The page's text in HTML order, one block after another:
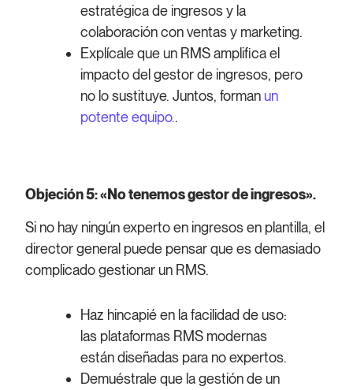
estratégica de ingresos y la
colaboración con ventas y marketing.
Explícale que un RMS amplifica el
impacto del gestor de ingresos, pero
no lo sustituye. Juntos, forman un
potente equipo..
Objeción 5: «No tenemos gestor de ingresos».
Si no hay ningún experto en ingresos en plantilla, el
director general puede pensar que es demasiado
complicado gestionar un RMS.
Haz hincapié en la facilidad de uso:
las plataformas RMS modernas
están diseñadas para no expertos.
Demuéstrale que la gestión de un